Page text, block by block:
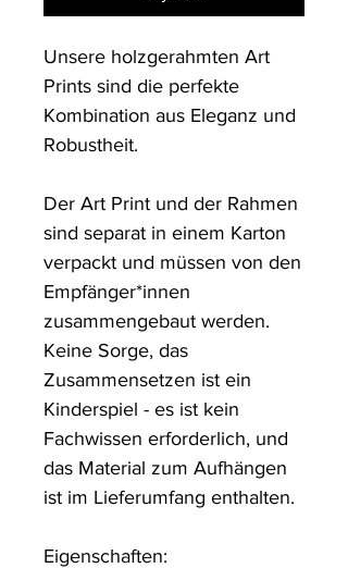
Unsere holzgerahmten Art
Prints sind die perfekte
Kombination aus Eleganz und
Robustheit.
Der Art Print und der Rahmen
sind separat in einem Karton
verpackt und müssen von den
Empfänger*innen
zusammengebaut werden.
Keine Sorge, das
Zusammensetzen ist ein
Kinderspiel - es ist kein
Fachwissen erforderlich, und
das Material zum Aufhängen
ist im Lieferumfang enthalten.
Eigenschaften: